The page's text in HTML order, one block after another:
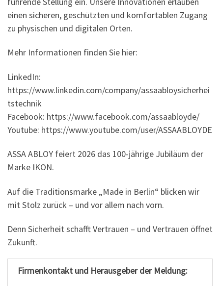
einen sicheren, geschützten und komfortablen Zugang
zu physischen und digitalen Orten.
Mehr Informationen finden Sie hier:
LinkedIn:
https://www.linkedin.com/company/assaabloysicherhei
tstechnik
Facebook: https://www.facebook.com/assaabloyde/
Youtube: https://www.youtube.com/user/ASSAABLOYDE
ASSA ABLOY feiert 2026 das 100-jährige Jubiläum der
Marke IKON.
Auf die Traditionsmarke „Made in Berlin“ blicken wir
mit Stolz zurück – und vor allem nach vorn.
Denn Sicherheit schafft Vertrauen – und Vertrauen öffnet
Zukunft.
Firmenkontakt und Herausgeber der Meldung: